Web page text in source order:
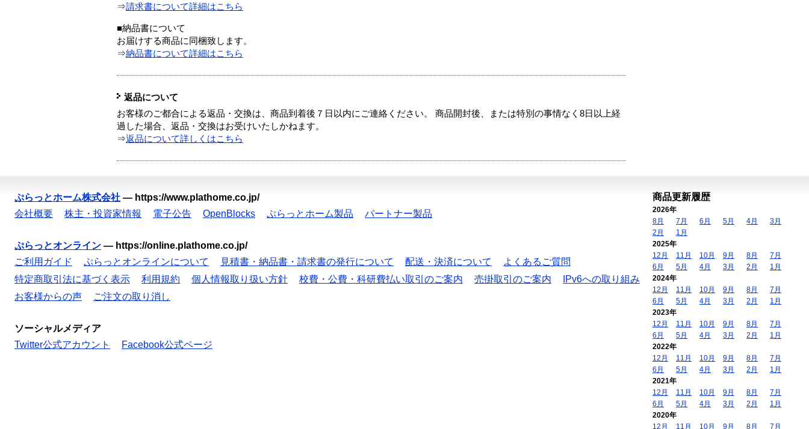
⇒請求書について詳細はこちら
■納品書について
お届けする商品に同梱致します。
⇒納品書について詳細はこちら
返品について
お客様のご都合による返品・交換は、商品到着後７日以内にご連絡ください。 商品開封後、または特別の事情なく8日以上経
過した場合、返品・交換はお受けいたしかねます。
⇒返品について詳しくはこちら
ぷらっとホーム株式会社 — https://www.plathome.co.jp/
会社概要
株主・投資家情報 電子公告 OpenBlocks ぷらっとホーム製品 パートナー製品
ぷらっとオンライン — https://online.plathome.co.jp/
ご利用ガイド
ぷらっとオンラインについて 見積書・納品書・請求書の発行について 配送・決済について
よくあるご質問
特定商取引法に基づく表示
利用規約 個人情報取り扱い方針 校費・公費・科研費払い取引のご案内 売掛取引のご案内
IPv6への取り組み
お客様からの声
ご注文の取り消し
ソーシャルメディア
Twitter公式アカウント
Facebook公式ページ
商品更新履歴
2026年
8月
7月 6月 5月 4月
3月
2月
1月
2025年
12月
11月 10月 9月 8月
7月
6月
5月 4月 3月 2月
1月
2024年
12月
11月 10月 9月 8月
7月
6月
5月 4月 3月 2月
1月
2023年
12月
11月 10月 9月 8月
7月
6月
5月 4月 3月 2月
1月
2022年
12月
11月 10月 9月 8月
7月
6月
5月 4月 3月 2月
1月
2021年
12月
11月 10月 9月 8月
7月
6月
5月 4月 3月 2月
1月
2020年
12月
11月 10月 9月 8月 7月